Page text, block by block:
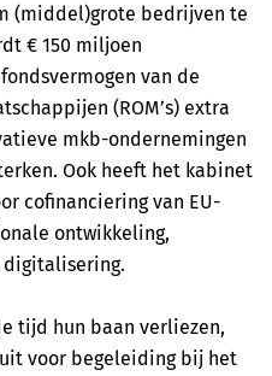
(middel)grote bedrijven te
€ 150 miljoen
van de
(ROM’s) extra
mkb-ondernemingen
Ook heeft het kabinet
cofinanciering van EU-
ontwikkeling,
digitalisering.
tijd hun baan verliezen,
voor begeleiding bij het